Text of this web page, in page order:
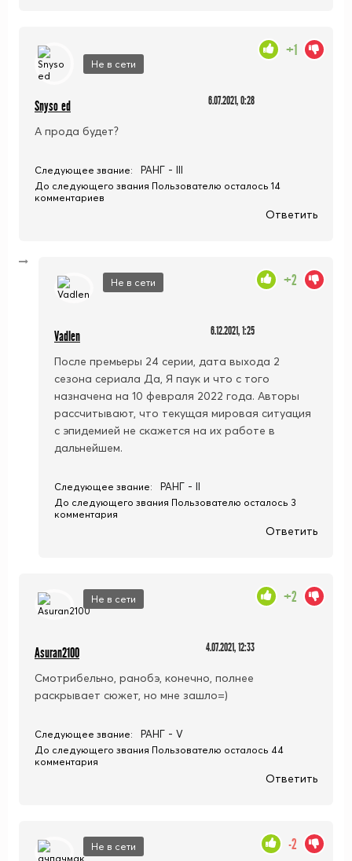
Не в сети
Snyso ed 6.07.2021, 0:28
А прода будет?
+1
Следующее звание: РАНГ - III
До следующего звания Пользователю осталось 14
комментариев
Ответить
Не в сети
Vadlen 6.12.2021, 1:25
После премьеры 24 серии, дата выхода 2
сезона сериала Да, Я паук и что с того
назначена на 10 февраля 2022 года. Авторы
рассчитывают, что текущая мировая ситуация
с эпидемией не скажется на их работе в
дальнейшем.
+2
Следующее звание: РАНГ - II
До следующего звания Пользователю осталось 3
комментария
Ответить
Не в сети
Asuran2100 4.07.2021, 12:33
Смотрибельно, ранобэ, конечно, полнее
раскрывает сюжет, но мне зашло=)
+2
Следующее звание: РАНГ - V
До следующего звания Пользователю осталось 44
комментария
Ответить
Не в сети -2